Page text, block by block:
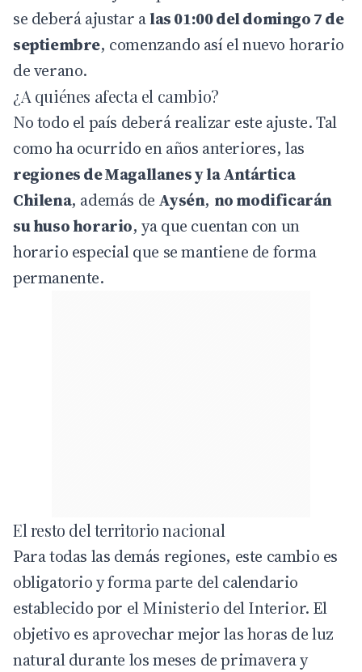
se deberá ajustar alas 01:00 del domingo 7 de
septiembre, comenzando así el nuevo horario
de verano.
¿A quiénes afecta el cambio?
No todo el país deberá realizar este ajuste. Tal
como ha ocurrido en años anteriores, las
regiones de Magallanes y la Antártica
Chilena, además de Aysén, no modificarán
su huso horario, ya que cuentan con un
horario especial que se mantiene de forma
permanente.
El resto del territorio nacional
Para todas las demás regiones, este cambio es
obligatorio y forma parte del calendario
establecido por el Ministerio del Interior. El
objetivo es aprovechar mejor las horas de luz
natural durante los meses de primavera y